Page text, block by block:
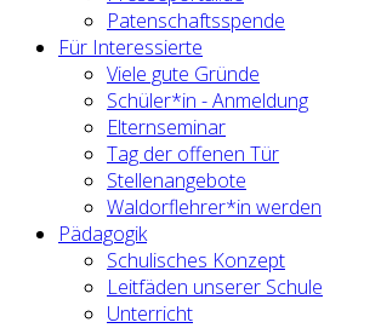
Patenschaftsspende
Für Interessierte
Viele gute Gründe
Schüler*in - Anmeldung
Elternseminar
Tag der offenen Tür
Stellenangebote
Waldorflehrer*in werden
Pädagogik
Schulisches Konzept
Leitfäden unserer Schule
Unterricht